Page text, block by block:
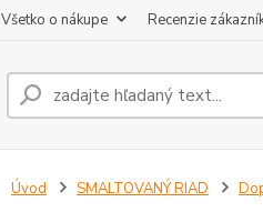
Všetko o nákupe Recenzie
Úvod SMALTOVANÝ RIAD